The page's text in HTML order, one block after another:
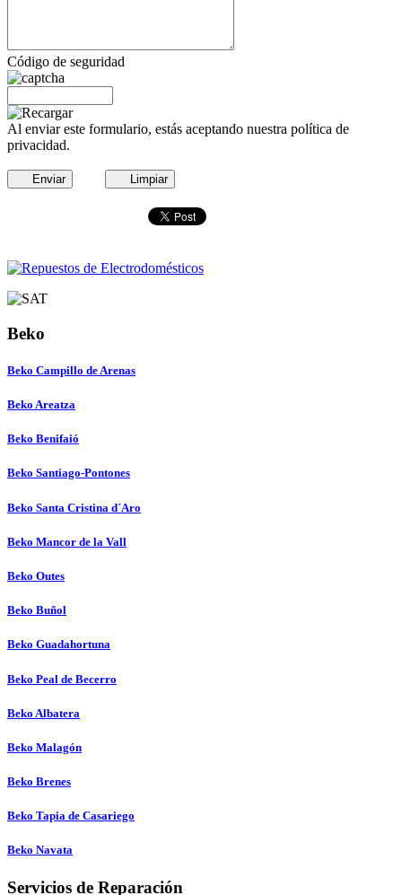
Código de seguridad
Al enviar este formulario, estás aceptando nuestra política de
privacidad.
Enviar Limpiar
Beko
Beko Campillo de Arenas
Beko Areatza
Beko Benifaió
Beko Santiago-Pontones
Beko Santa Cristina d´Aro
Beko Mancor de la Vall
Beko Outes
Beko Buñol
Beko Guadahortuna
Beko Peal de Becerro
Beko Albatera
Beko Malagón
Beko Brenes
Beko Tapia de Casariego
Beko Navata
Servicios de Reparación